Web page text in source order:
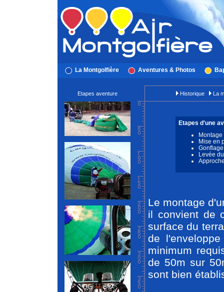
La Montgolfière Aventures & Photos
Etapes aventure Historique La
Etapes d'une
Mise en
Levée
Le montage
il convient de
surface du
de
minimum
de 50m sur
sont bien